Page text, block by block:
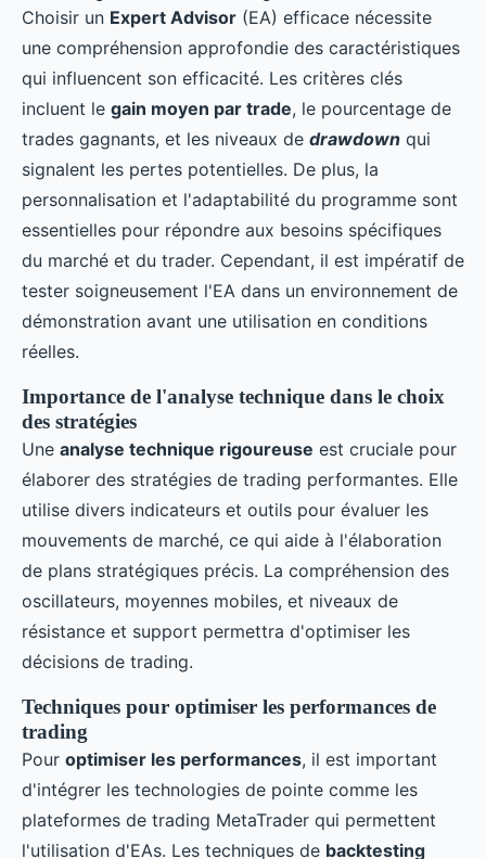
Choisir un Expert Advisor (EA) efficace nécessite
une compréhension approfondie des caractéristiques
qui influencent son efficacité. Les critères clés
incluent le gain moyen par trade, le pourcentage de
trades gagnants, et les niveaux de drawdown qui
signalent les pertes potentielles. De plus, la
personnalisation et l'adaptabilité du programme sont
essentielles pour répondre aux besoins spécifiques
du marché et du trader. Cependant, il est impératif de
tester soigneusement l'EA dans un environnement de
démonstration avant une utilisation en conditions
réelles.
Importance de l'analyse technique dans le choix
des stratégies
Une analyse technique rigoureuse est cruciale pour
élaborer des stratégies de trading performantes. Elle
utilise divers indicateurs et outils pour évaluer les
mouvements de marché, ce qui aide à l'élaboration
de plans stratégiques précis. La compréhension des
oscillateurs, moyennes mobiles, et niveaux de
résistance et support permettra d'optimiser les
décisions de trading.
Techniques pour optimiser les performances de
trading
Pour optimiser les performances, il est important
d'intégrer les technologies de pointe comme les
plateformes de trading MetaTrader qui permettent
l'utilisation d'EAs. Les techniques de backtesting